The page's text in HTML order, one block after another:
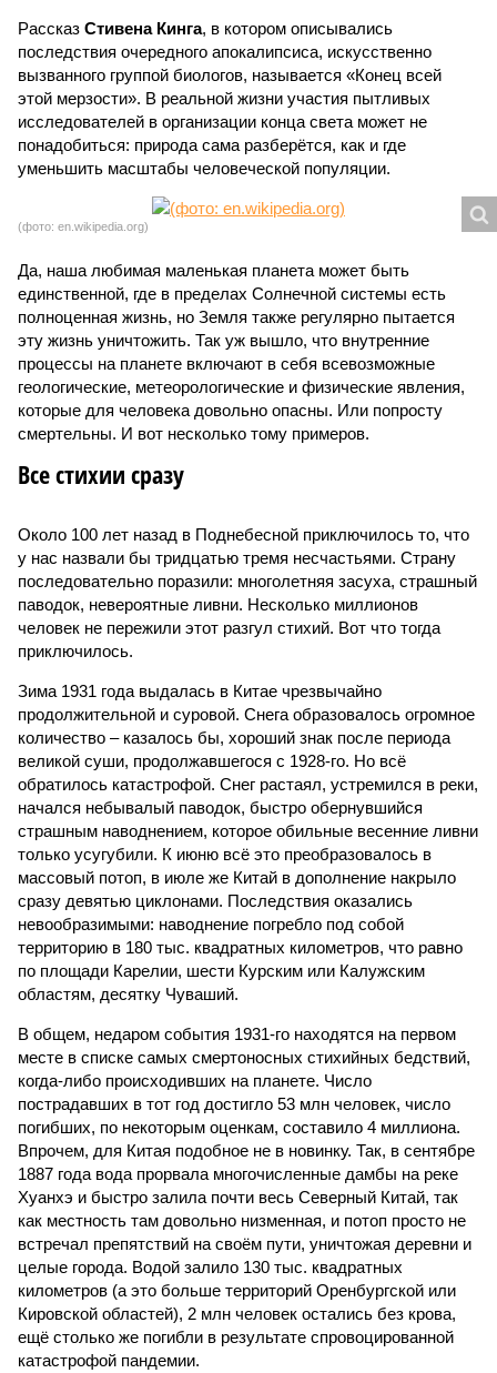
Рассказ Стивена Кинга, в котором описывались
последствия очередного апокалипсиса, искусственно
вызванного группой биологов, называется «Конец всей
этой мерзости». В реальной жизни участия пытливых
исследователей в организации конца света может не
понадобиться: природа сама разберётся, как и где
уменьшить масштабы человеческой популяции.
(фото: en.wikipedia.org)
Да, наша любимая маленькая планета может быть
единственной, где в пределах Солнечной системы есть
полноценная жизнь, но Земля также регулярно пытается
эту жизнь уничтожить. Так уж вышло, что внутренние
процессы на планете включают в себя всевозможные
геологические, метеорологические и физические явления,
которые для человека довольно опасны. Или попросту
смертельны. И вот несколько тому примеров.
Все стихии сразу
Около 100 лет назад в Поднебесной приключилось то, что
у нас назвали бы тридцатью тремя несчастьями. Страну
последовательно поразили: многолетняя засуха, страшный
паводок, невероятные ливни. Несколько миллионов
человек не пережили этот разгул стихий. Вот что тогда
приключилось.
Зима 1931 года выдалась в Китае чрезвычайно
продолжительной и суровой. Снега образовалось огромное
количество – казалось бы, хороший знак после периода
великой суши, продолжавшегося с 1928-го. Но всё
обратилось катастрофой. Снег растаял, устремился в реки,
начался небывалый паводок, быстро обернувшийся
страшным наводнением, которое обильные весенние ливни
только усугубили. К июню всё это преобразовалось в
массовый потоп, в июле же Китай в дополнение накрыло
сразу девятью циклонами. Последствия оказались
невообразимыми: наводнение погребло под собой
территорию в 180 тыс. квадратных километров, что равно
по площади Карелии, шести Курским или Калужским
областям, десятку Чуваший.
В общем, недаром события 1931-го находятся на первом
месте в списке самых смертоносных стихийных бедствий,
когда-либо происходивших на планете. Число
пострадавших в тот год достигло 53 млн человек, число
погибших, по некоторым оценкам, составило 4 миллиона.
Впрочем, для Китая подобное не в новинку. Так, в сентябре
1887 года вода прорвала многочисленные дамбы на реке
Хуанхэ и быстро залила почти весь Северный Китай, так
как местность там довольно низменная, и потоп просто не
встречал препятствий на своём пути, уничтожая деревни и
целые города. Водой залило 130 тыс. квадратных
километров (а это больше территорий Оренбургской или
Кировской областей), 2 млн человек остались без крова,
ещё столько же погибли в результате спровоцированной
катастрофой пандемии.